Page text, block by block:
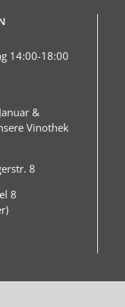
14:00-18:00
&
Vinothek
8
8